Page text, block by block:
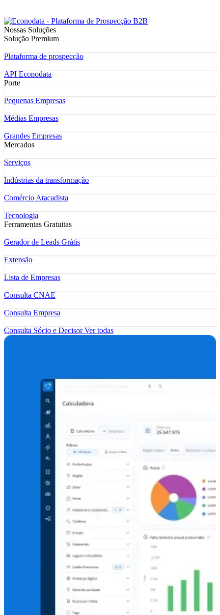
Nossas Soluções
Solução Premium
Plataforma de prospecção
API Econodata
Porte
Pequenas Empresas
Médias Empresas
Grandes Empresas
Mercados
Serviços
Indústrias da transformação
Comércio Atacadista
Tecnologia
Ferramentas Gratuitas
Gerador de Leads Grátis
Extensão
Lista de Empresas
Consulta CNAE
Consulta Empresa
Consulta Sócio e DecisorVer todas